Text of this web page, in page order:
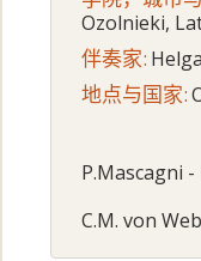
Ozolnieki,
伴奏家:
地点与国家:
P.Mascagni
C.M. von